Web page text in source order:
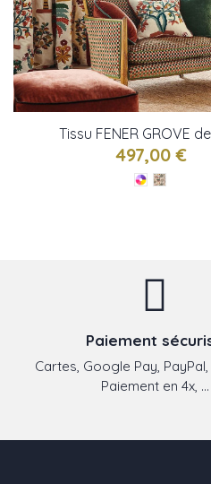
Tissu FENER GROVE
Campbell
497,00 €
Paiement
Cartes, Google Pay, PayPal,
Paiement en 4x, ...